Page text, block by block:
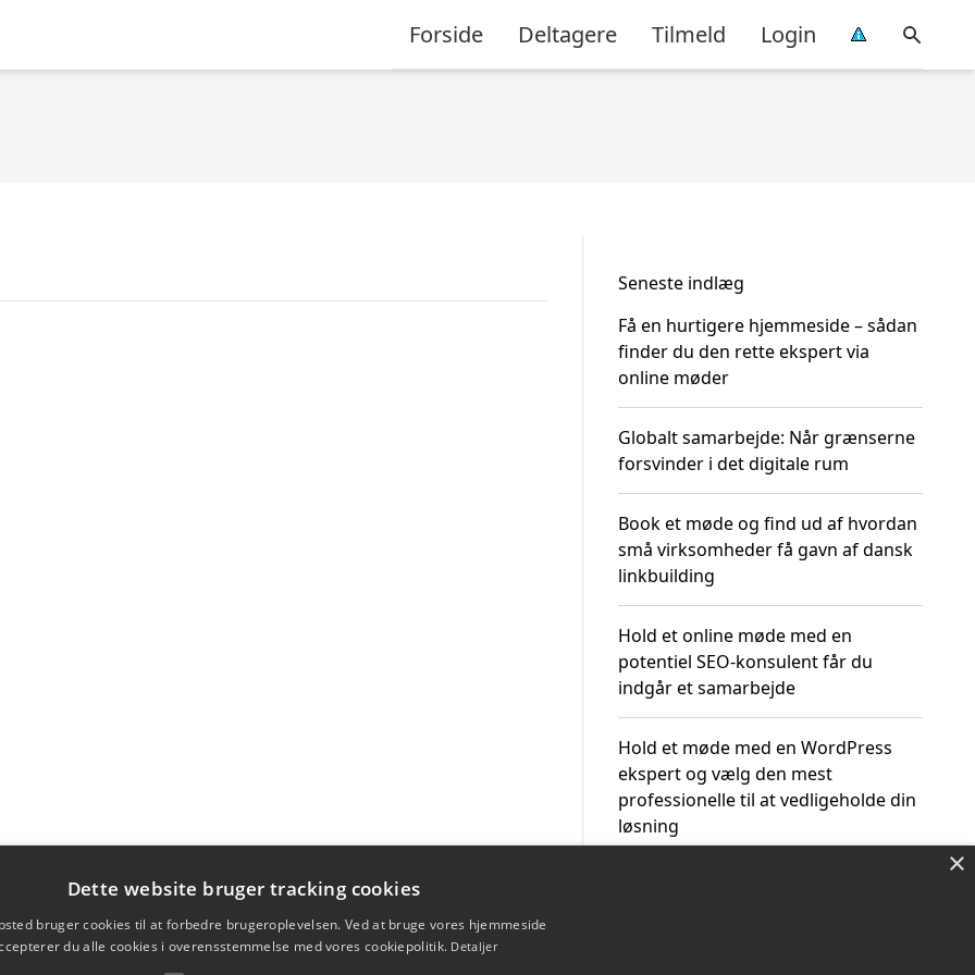
Forside Deltagere Tilmeld Login
Seneste indlæg
Få en hurtigere hjemmeside – sådan
finder du den rette ekspert via
online møder
Globalt samarbejde: Når grænserne
forsvinder i det digitale rum
Book et møde og find ud af hvordan
små virksomheder få gavn af dansk
linkbuilding
Hold et online møde med en
potentiel SEO-konsulent får du
indgår et samarbejde
Hold et møde med en WordPress
ekspert og vælg den mest
professionelle til at vedligeholde din
løsning
×
Dette website bruger tracking cookies
bruger cookies til at forbedre brugeroplevelsen. Ved at bruge vores hjemmeside
du alle cookies i overensstemmelse med vores cookiepolitik. Detaljer